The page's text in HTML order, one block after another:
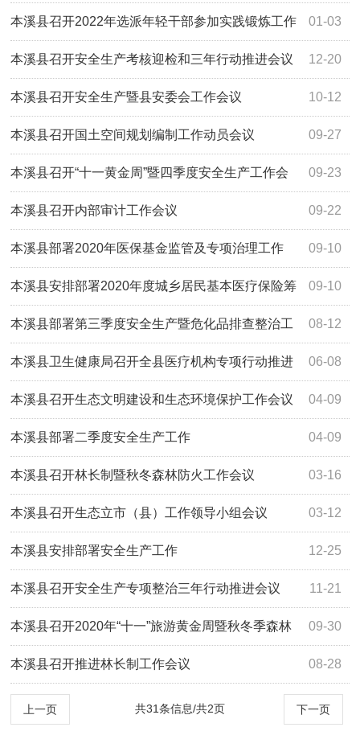
01-03
本溪县召开2022年选派年轻干部参加实践锻炼工作
对接会议 12-20
本溪县召开安全生产考核迎检和三年行动推进会议
10-12
本溪县召开安全生产暨县安委会工作会议
09-27
本溪县召开国土空间规划编制工作动员会议
09-23
本溪县召开“十一黄金周”暨四季度安全生产工作会
议 09-22
本溪县召开内部审计工作会议
09-10
本溪县部署2020年医保基金监管及专项治理工作
09-10
本溪县安排部署2020年度城乡居民基本医疗保险筹
资工作 08-12
本溪县部署第三季度安全生产暨危化品排查整治工
作 06-08
本溪县卫生健康局召开全县医疗机构专项行动推进
会议 04-09
本溪县召开生态文明建设和生态环境保护工作会议
04-09
本溪县部署二季度安全生产工作
03-16
本溪县召开林长制暨秋冬森林防火工作会议
03-12
本溪县召开生态立市（县）工作领导小组会议
12-25
本溪县安排部署安全生产工作
11-21
本溪县召开安全生产专项整治三年行动推进会议
09-30
本溪县召开2020年“十一”旅游黄金周暨秋冬季森林
防灭火会议 08-28
本溪县召开推进林长制工作会议
上一页 下一页
共31条信息/共2页